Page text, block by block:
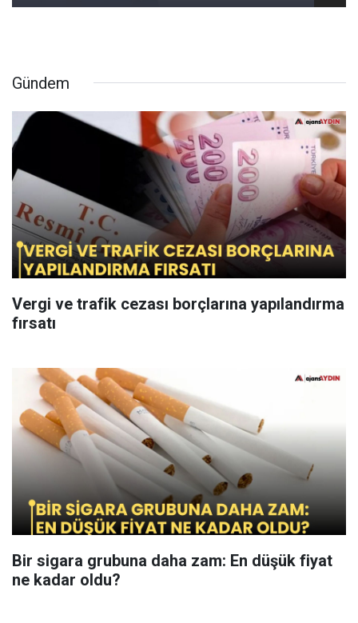
Gündem
Vergi ve trafik cezası borçlarına yapılandırma
fırsatı
Bir sigara grubuna daha zam: En düşük fiyat
ne kadar oldu?